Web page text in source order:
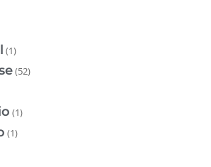
(1)
(52)
(1)
(1)